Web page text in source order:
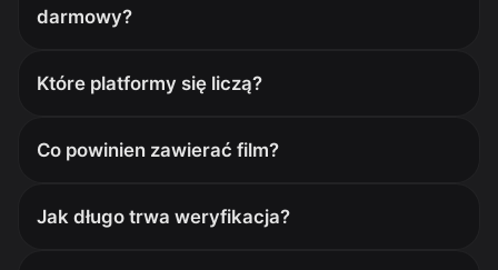
darmowy?
Które platformy się liczą?
Co powinien zawierać film?
Jak długo trwa weryfikacja?